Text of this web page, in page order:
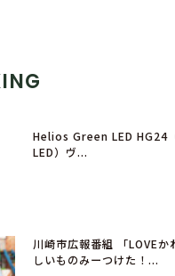
Helios Green LED HG24
LED）ヴ...
川崎市広報番組 「LOVE
しいものみーつけた！...